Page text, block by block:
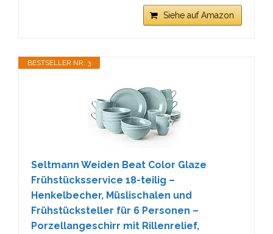
Siehe auf Amazon
BESTSELLER NR. 3
Seltmann Weiden Beat Color Glaze
Frühstücksservice 18-teilig –
Henkelbecher, Müslischalen und
Frühstücksteller für 6 Personen –
Porzellangeschirr mit Rillenrelief,